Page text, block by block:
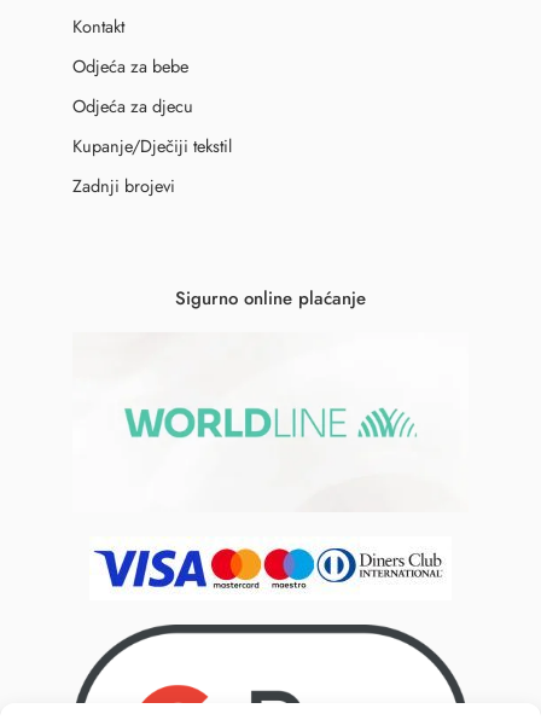
Kontakt
Odjeća za bebe
Odjeća za djecu
Kupanje/Dječiji tekstil
Zadnji brojevi
Sigurno online plaćanje